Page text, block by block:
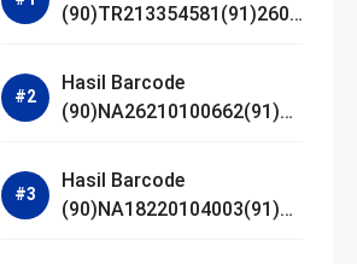
(90)TR213354581(91)2607
Hasil Barcode
(90)NA26210100662(91)24
Hasil Barcode
(90)NA18220104003(91)25